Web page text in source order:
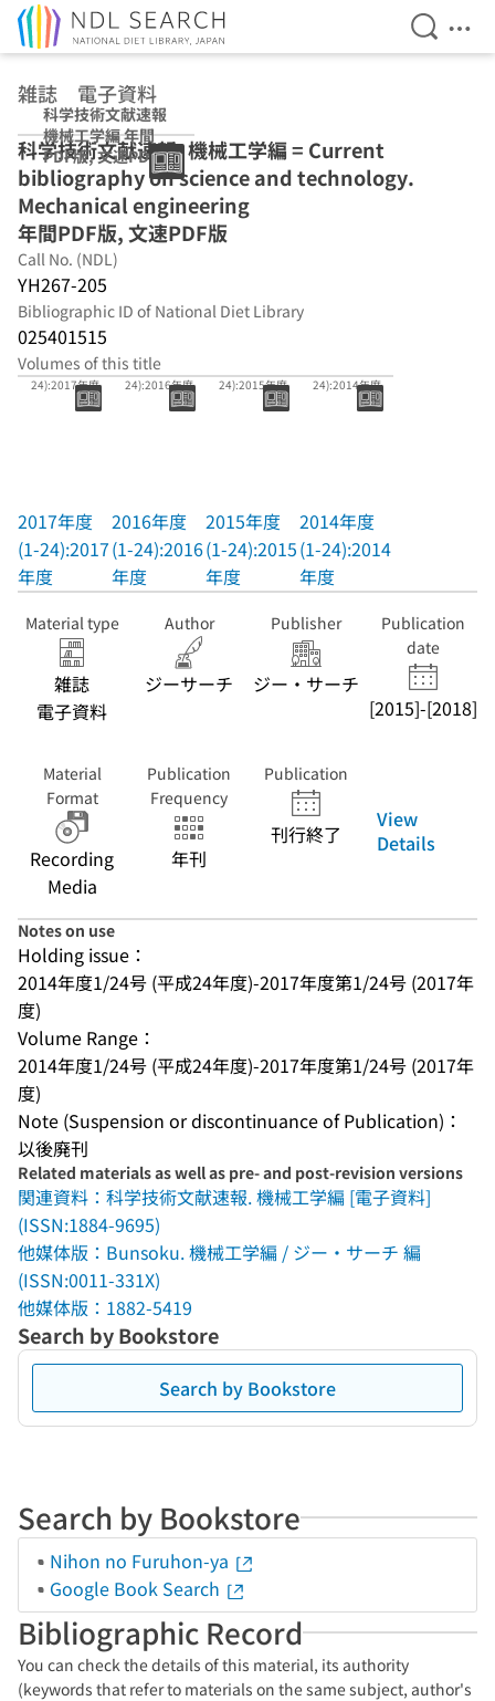
Open
雑誌 電子資料
科学技術文献速報
機械工学編 年間
PDF版, 文速PDF
版
科学技術文献速報. 機械工学編 = Current
bibliography on science and technology.
Mechanical engineering
年間PDF版, 文速PDF版
Call No. (NDL)
YH267-205
Bibliographic ID of National Diet Library
025401515
Volumes of this title
2017年度(1-
24):2017年度
2017年度
(1-24):2017
年度
2016年度(1-
24):2016年度
2016年度
(1-24):2016
年度
24):2015年度
2015年度
(1-24):2015
年度
24):2014年度
2014年度
(1-24):2014
年度
Material type
雑誌
電子資料
Author
ジーサーチ
Publisher
ジー・サーチ
Publication
date
[2015]-[2018]
Material
Format
Recording
Media
Publication
Frequency
年刊
Publication
刊行終了
View
Details
Notes on use
Holding issue：
2014年度1/24号 (平成24年度)-2017年度第1/24号 (2017年
度)
Volume Range：
2014年度1/24号 (平成24年度)-2017年度第1/24号 (2017年
度)
Note (Suspension or discontinuance of Publication)：
以後廃刊
Related materials as well as pre- and post-revision versions
関連資料：科学技術文献速報. 機械工学編 [電子資料]
(ISSN:1884-9695)
他媒体版：Bunsoku. 機械工学編 / ジー・サーチ 編
(ISSN:0011-331X)
他媒体版：1882-5419
Search by Bookstore
Search by Bookstore
Search by Bookstore
Nihon no Furuhon-ya
Google Book Search
Bibliographic Record
You can check the details of this material, its authority
(keywords that refer to materials on the same subject, author's